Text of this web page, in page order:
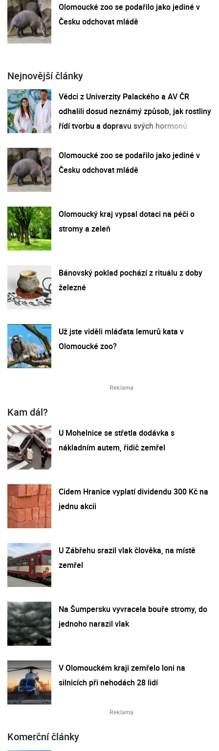
Olomoucké zoo se podařilo jako jediné v
Česku odchovat mládě
Nejnovější články
Vědci z Univerzity Palackého a AV ČR
odhalili dosud neznámý způsob, jak rostliny
řídí tvorbu a dopravu svých hormonů
Olomoucké zoo se podařilo jako jediné v
Česku odchovat mládě
Olomoucký kraj vypsal dotaci na péči o
stromy a zeleň
Bánovský poklad pochází z rituálu z doby
železné
Už jste viděli mláďata lemurů kata v
Olomoucké zoo?
Kam dál?
U Mohelnice se střetla dodávka s
nákladním autem, řidič zemřel
Cidem Hranice vyplatí dividendu 300 Kč na
jednu akcii
U Zábřehu srazil vlak člověka, na místě
zemřel
Na Šumpersku vyvracela bouře stromy, do
jednoho narazil vlak
V Olomouckém kraji zemřelo loni na
silnicích při nehodách 28 lidí
Komerční články